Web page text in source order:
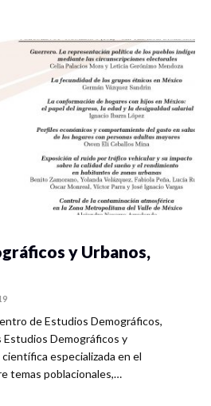
y Urbanos,
de Estudios Demográficos,
Demográficos y
especializada en el
temas poblacionales,…